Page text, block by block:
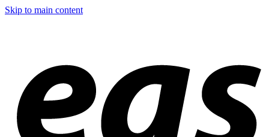
Skip to main content